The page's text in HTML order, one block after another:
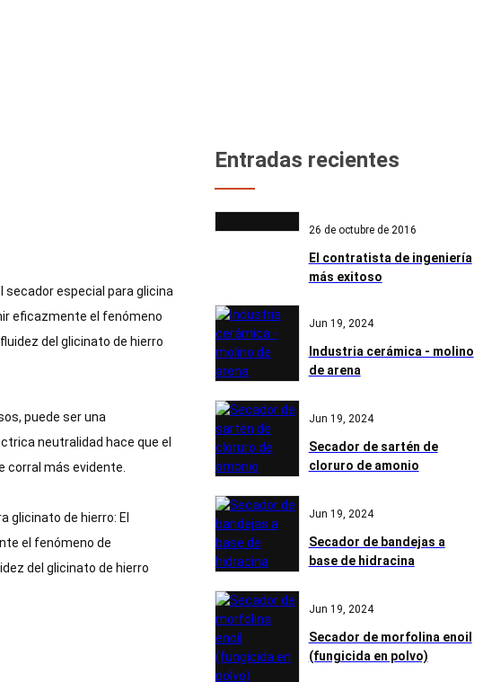
secador especial para glicina
eficazmente el fenómeno
del glicinato de hierro
puede ser una
neutralidad hace que el
corral más evidente.
glicinato de hierro: El
el fenómeno de
del glicinato de hierro
Entradas recientes
26 de octubre de 2016
El contratista de ingeniería
más exitoso
Jun 19, 2024
Industria cerámica - molino
de arena
Jun 19, 2024
Secador de sartén de
cloruro de amonio
Jun 19, 2024
Secador de bandejas a
base de hidracina
Jun 19, 2024
Secador de morfolina enoil
(fungicida en polvo)